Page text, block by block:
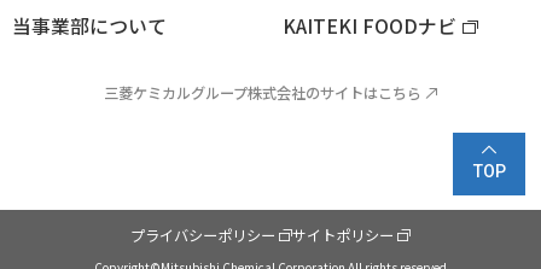
当事業部について
KAITEKI FOODナビ
三菱ケミカルグループ株式会社のサイトはこちら
TOP
プライバシーポリシー サイトポリシー